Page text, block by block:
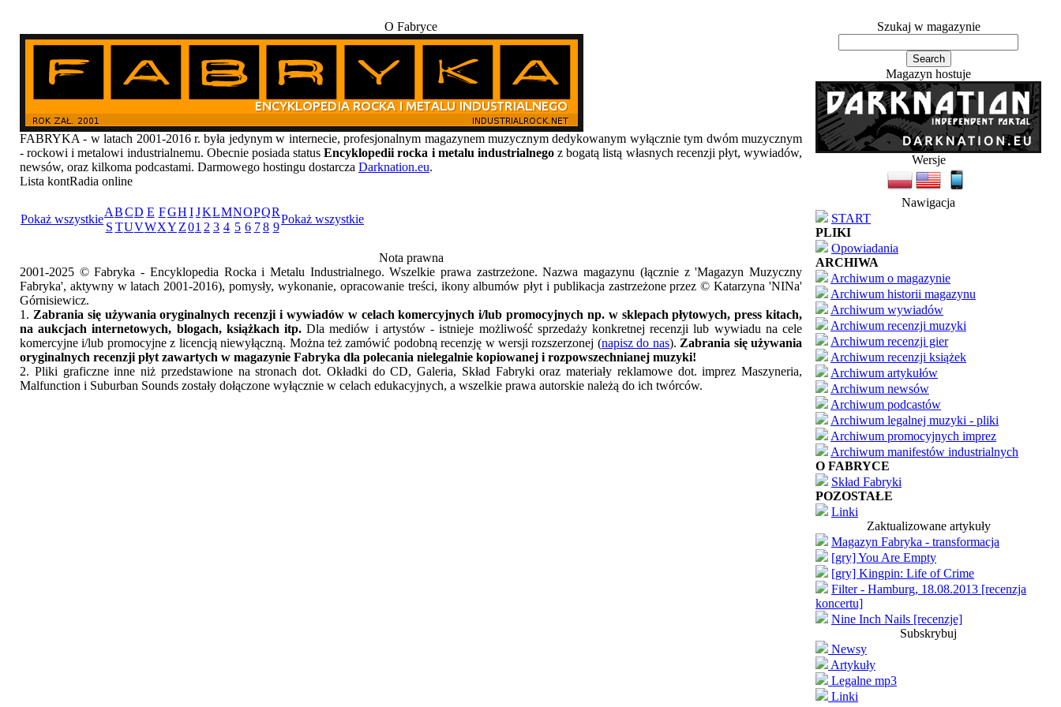
O Fabryce
FABRYKA - w latach 2001-2016 r. była jedynym w internecie, profesjonalnym magazynem muzycznym dedykowanym wyłącznie tym dwóm muzycznym
- rockowi i metalowi industrialnemu. Obecnie posiada statusEncyklopedii rocka i metalu industrialnegoz bogatą listą własnych recenzji płyt, wywiadów,
newsów, oraz kilkoma podcastami. Darmowego hostingu dostarcza Darknation.eu.
Lista kontRadia online
Pokaż wszystkie
ABCD E FGH I JKLMNOPQR
Pokaż wszystkie
S TUVWXY Z01 2 3 4 5 6 7 8 9
Nota prawna
2001-2025 © Fabryka - Encyklopedia Rocka i Metalu Industrialnego. Wszelkie prawa zastrzeżone. Nazwa magazynu (łącznie z 'Magazyn Muzyczny
Fabryka', aktywny w latach 2001-2016), pomysły, wykonanie, opracowanie treści, ikony albumów płyt i publikacja zastrzeżone przez © Katarzyna 'NINa'
Górnisiewicz.
1. Zabrania się używania oryginalnych recenzji i wywiadów w celach komercyjnych i/lub promocyjnych np. w sklepach płytowych, press kitach,
na aukcjach internetowych, blogach, książkach itp. Dla mediów i artystów - istnieje możliwość sprzedaży konkretnej recenzji lub wywiadu na cele
komercyjne i/lub promocyjne z licencją niewyłączną. Można też zamówić podobną recenzję w wersji rozszerzonej (napisz do nas). Zabrania się używania
oryginalnych recenzji płyt zawartych w magazynie Fabryka dla polecania nielegalnie kopiowanej i rozpowszechnianej muzyki!
2. Pliki graficzne inne niż przedstawione na stronach dot. Okładki do CD, Galeria, Skład Fabryki oraz materiały reklamowe dot. imprez Maszyneria,
Malfunction i Suburban Sounds zostały dołączone wyłącznie w celach edukacyjnych, a wszelkie prawa autorskie należą do ich twórców.
Szukaj w magazynie
Magazyn hostuje
Wersje
Nawigacja
START
PLIKI
Opowiadania
ARCHIWA
Archiwum o magazynie
Archiwum historii magazynu
Archiwum wywiadów
Archiwum recenzji muzyki
Archiwum recenzji gier
Archiwum recenzji książek
Archiwum artykułów
Archiwum newsów
Archiwum podcastów
Archiwum legalnej muzyki - pliki
Archiwum promocyjnych imprez
Archiwum manifestów industrialnych
O FABRYCE
Skład Fabryki
POZOSTAŁE
Linki
Zaktualizowane artykuły
Magazyn Fabryka - transformacja
[gry] You Are Empty
[gry] Kingpin: Life of Crime
Filter - Hamburg, 18.08.2013 [recenzja
koncertu]
Nine Inch Nails [recenzje]
Subskrybuj
Newsy
Artykuły
Legalne mp3
Linki